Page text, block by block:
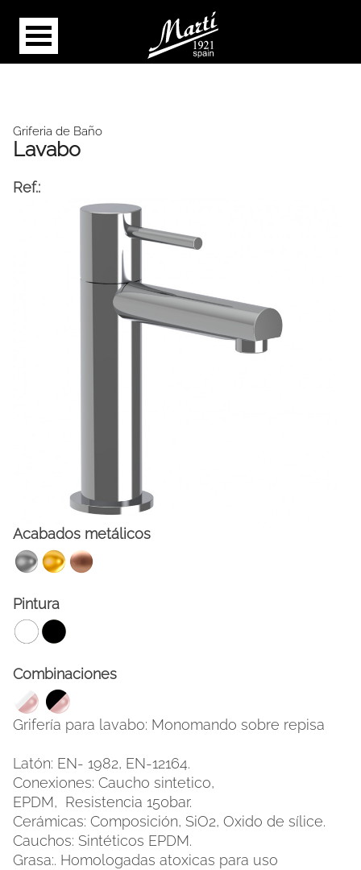
CAT
Griferia de Baño
Lavabo
Ref.:
Acabados metálicos
Pintura
Combinaciones
Grifería para lavabo: Monomando sobre repisa
Latón: EN- 1982, EN-12164.
Conexiones: Caucho sintetico,
EPDM, Resistencia 150bar.
Cerámicas: Composición, SiO2, Oxido de sílice.
Cauchos: Sintéticos EPDM.
Grasa:. Homologadas atoxicas para uso